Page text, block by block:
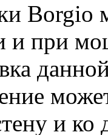
Borgio
при
и